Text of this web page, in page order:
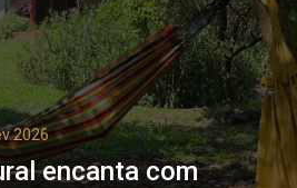
2026
encanta com